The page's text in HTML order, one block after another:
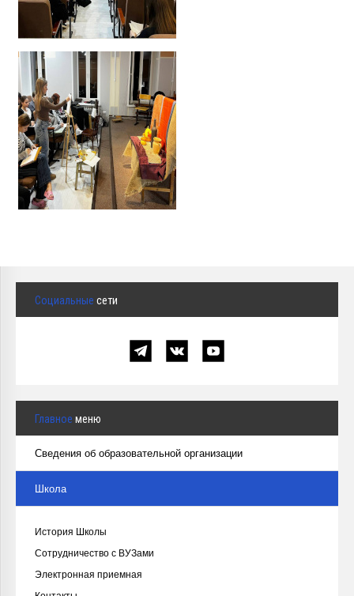
Социальные сети
Главное меню
Сведения об образовательной организации
Школа
История Школы
Сотрудничество с ВУЗами
Электронная приемная